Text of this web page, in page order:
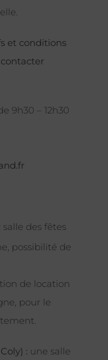
et conditions
9h30 – 12h30
salle des fêtes
possibilité de
de location
pour le
: une salle